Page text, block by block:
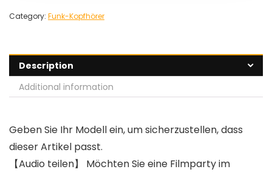
Category: Funk-Kopfhörer
Description
Additional information
Geben Sie Ihr Modell ein, um sicherzustellen, dass
dieser Artikel passt.
【Audio teilen】 Möchten Sie eine Filmparty im